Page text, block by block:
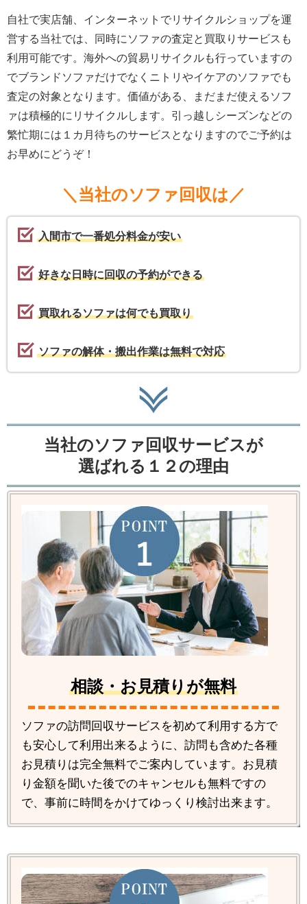
自社で実店舗、インターネットでリサイクルショップを運
営する当社では、同時にソファの査定と買取りサービスも
利用可能です。海外への貿易リサイクルも行っていますの
でブランドソファだけでなくニトリやイケアのソファでも
査定の対象となります。価値がある、まだまだ使えるソフ
ァは積極的にリサイクルします。引っ越しシーズンなどの
繁忙期には１カ月待ちのサービスとなりますのでご予約は
お早めにどうぞ！
＼当社のソファ回収は／
入間市で一番処分料金が安い
好きな日時に回収の予約ができる
買取れるソファは何でも買取り
ソファの解体・搬出作業は無料で対応
当社のソファ回収サービスが
選ばれる１２の理由
相談・お見積りが無料
ソファの訪問回収サービスを初めて利用する方で
も安心して利用出来るように、訪問も含めた各種
お見積りは完全無料でご案内しています。お見積
り金額を聞いた後でのキャンセルも無料ですの
で、事前に時間をかけてゆっくり検討出来ます。